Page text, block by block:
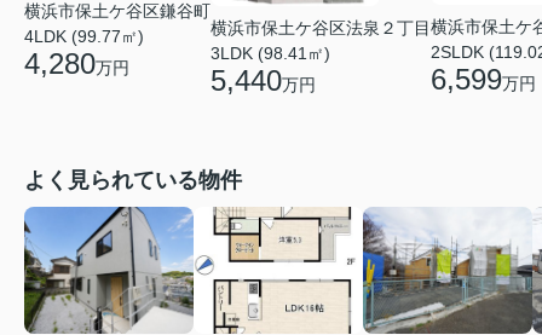
横浜市保土ケ谷区鎌谷町
4LDK (99.77㎡)
4,280万円
横浜市保土ケ谷区法泉２丁目
3LDK (98.41㎡)
5,440万円
横浜市保土ケ
2SLDK
6,599万円
よく見られている物件